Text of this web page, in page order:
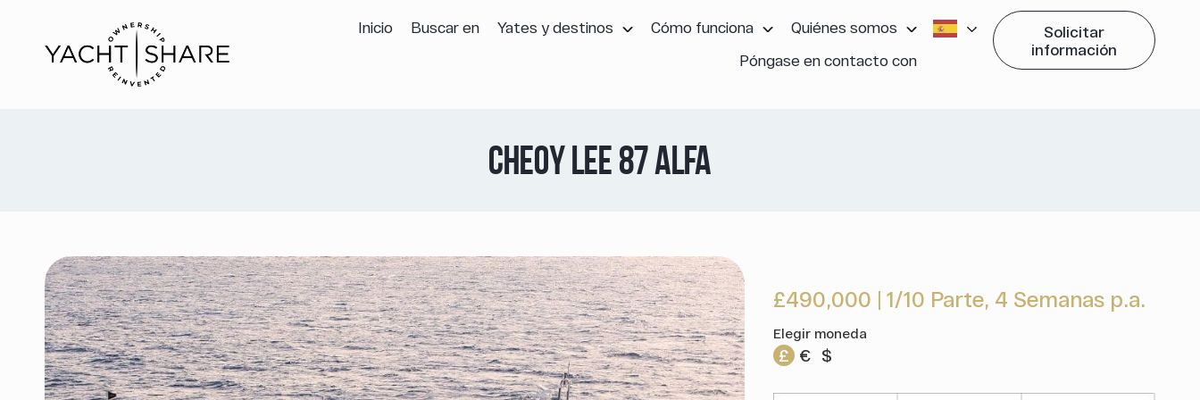
Inicio Buscar en Yates y destinos Cómo funciona
Quiénes somos
Póngase en contacto con
Solicitar
información
CHEOY LEE 87 ALFA
£490,000 | 1/10 Parte, 4 Semanas p.a.
Elegir moneda
£ € $